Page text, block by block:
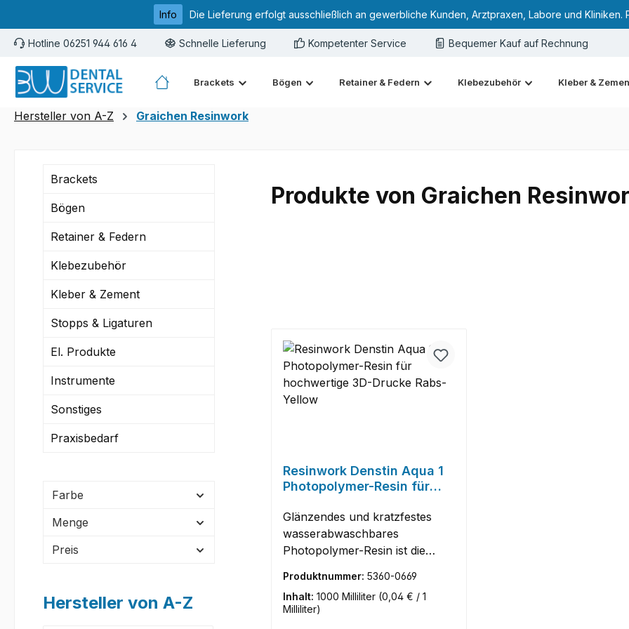
Zur Hauptnavigation springen
Info Die Lieferung erfolgt ausschließlich an gewerbliche Kunden, Arztpraxen, Labore und
Hotline 06251 944 616 4 Schnelle Lieferung Kompetenter Service Bequemer Kauf auf Rechnung
Brackets Bögen Retainer & Federn Klebezubehör Kleber &
Hersteller von A-Z Graichen Resinwork
Brackets
Bögen
Retainer & Federn
Klebezubehör
Kleber & Zement
Stopps & Ligaturen
El. Produkte
Instrumente
Sonstiges
Praxisbedarf
Farbe
Menge
Preis
Hersteller von A-Z
Produkte von Graichen
Resinwork Denstin Aqua 1
Photopolymer-Resin für
Rabs-Yellow
Glänzendes und kratzfestes
wasserabwaschbares
Photopolymer-Resin ist die
hochwertige 3D-Drucke in allen
Farben. Entwickelt für maximale
Brillanz und Langlebigkeit, bietet
Produktnummer: 5360-0669
Inhalt: 1000 Milliliter (0,04 € / 1
Milliliter)